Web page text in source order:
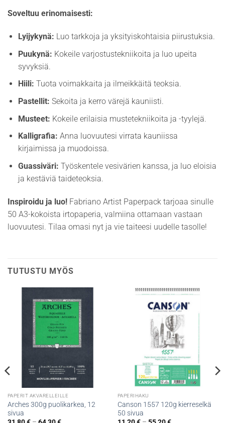
Soveltuu erinomaisesti:
Lyijykynä: Luo tarkkoja ja yksityiskohtaisia piirustuksia.
Puukynä: Kokeile varjostustekniikoita ja luo upeita
syvyksiä.
Hiili: Tuota voimakkaita ja ilmeikkäitä teoksia.
Pastellit: Sekoita ja kerro värejä kauniisti.
Musteet: Kokeile erilaisia mustetekniikoita ja -tyylejä.
Kalligrafia: Anna luovuutesi virrata kauniissa
kirjaimissa ja muodoissa.
Guassiväri: Työskentele vesivärien kanssa, ja luo eloisia
ja kestäviä taideteoksia.
Inspiroidu ja luo! Fabriano Artist Paperpack tarjoaa sinulle
50 A3-kokoista irtopaperia, valmiina ottamaan vastaan
luovuutesi. Tilaa omasi nyt ja vie taiteesi uudelle tasolle!
TUTUSTU MYÖS
PAPERIT AKVARELLEILLE
Arches 300g puolikarkea, 12
sivua
PAPERIHAKU
Canson 1557 120g kierreselkä
50 sivua